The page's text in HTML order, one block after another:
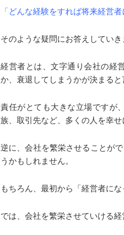
「どんな経験をすれば将来経営者
そのような疑問にお答えしていき
経営者とは、文字通り会社の経
か、衰退してしまうかが決まると
責任がとても大きな立場ですが
族、取引先など、多くの人を幸
逆に、会社を繁栄させることが
うかもしれません。
もちろん、最初から「経営者に
では、会社を繁栄させていける